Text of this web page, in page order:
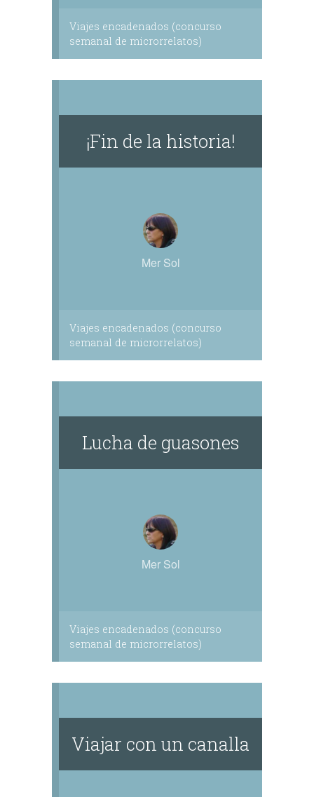
Viajes encadenados (concurso
semanal de microrrelatos)
¡Fin de la historia!
Mer Sol
Viajes encadenados (concurso
semanal de microrrelatos)
Lucha de guasones
Mer Sol
Viajes encadenados (concurso
semanal de microrrelatos)
Viajar con un canalla